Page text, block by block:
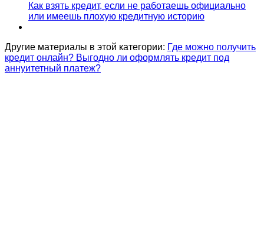
Как взять кредит, если не работаешь официально
или имеешь плохую кредитную историю
Другие материалы в этой категории: Где можно получить
кредит онлайн? Выгодно ли оформлять кредит под
аннуитетный платеж?